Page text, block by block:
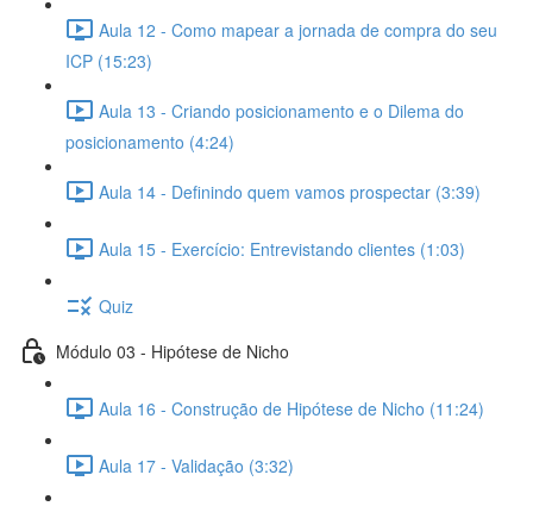
Aula 12 - Como mapear a jornada de compra do seu
ICP (15:23)
Aula 13 - Criando posicionamento e o Dilema do
posicionamento (4:24)
Aula 14 - Definindo quem vamos prospectar (3:39)
Aula 15 - Exercício: Entrevistando clientes (1:03)
Quiz
Módulo 03 - Hipótese de Nicho
Aula 16 - Construção de Hipótese de Nicho (11:24)
Aula 17 - Validação (3:32)